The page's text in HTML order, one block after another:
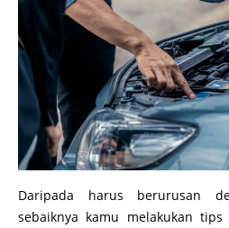
Daripada harus berurusan
sebaiknya kamu melakukan